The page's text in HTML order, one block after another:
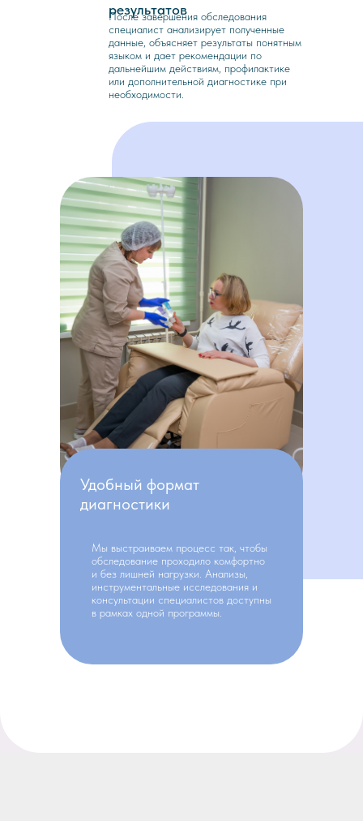
Удобный формат
диагностики
Мы выстраиваем процесс так, чтобы
обследование проходило комфортно
и без лишней нагрузки. Анализы,
инструментальные исследования и
консультации специалистов доступны
в рамках одной программы.
результатов
После завершения обследования
специалист анализирует полученные
данные, объясняет результаты понятным
языком и дает рекомендации по
дальнейшим действиям, профилактике
или дополнительной диагностике при
необходимости.